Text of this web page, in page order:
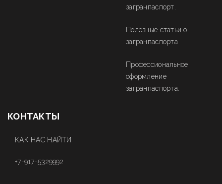
загранпаспорт.
Полезные статьи о
загранпаспорта
Профессиональное
оформление
загранпаспорта.
КОНТАКТЫ
КАК НАС НАЙТИ
+7-917-5329992